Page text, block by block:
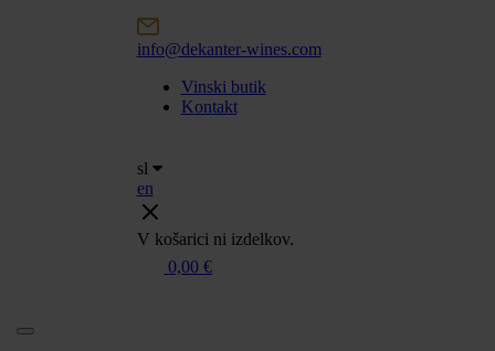
info@dekanter-wines.com
Vinski butik
Kontakt
sl
en
V košarici ni izdelkov.
0,00€